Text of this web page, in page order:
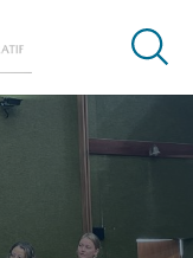
Ouvrir
de